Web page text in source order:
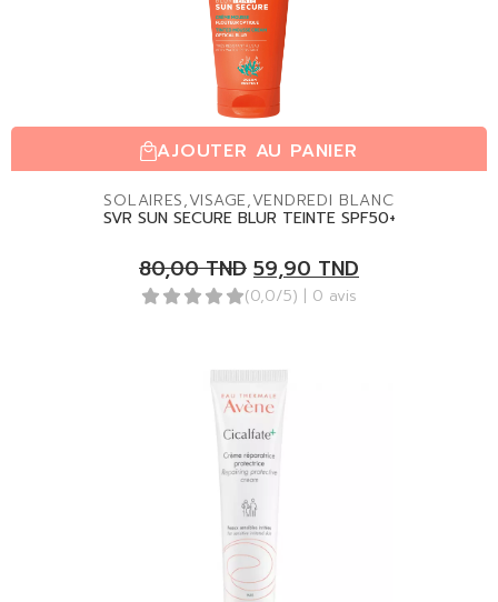
AJOUTER AU PANIER
SOLAIRES,VISAGE,VENDREDI BLANC
SVR SUN SECURE BLUR TEINTE SPF50+
80,00TND 59,90TND
(0,0/5) | 0 avis